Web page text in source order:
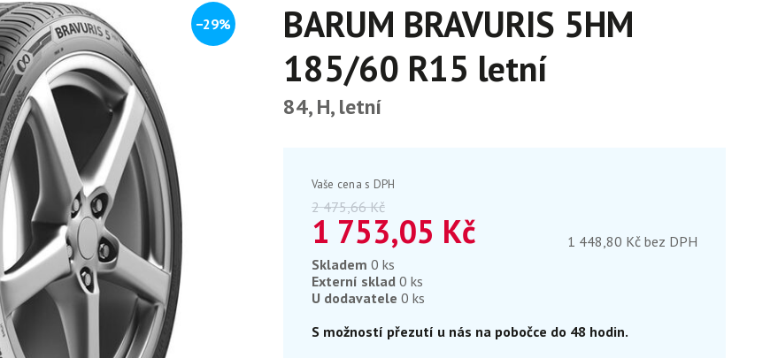
−29%
BARUM BRAVURIS 5HM
185/60 R15 letní
84, H, letní
Vaše cena s DPH
2 475,66 Kč
1 753,05 Kč
1 448,80 Kč bez DPH
Skladem 0 ks
Externí sklad 0 ks
U dodavatele 0 ks
S možností přezutí u nás na pobočce do 48 hodin.